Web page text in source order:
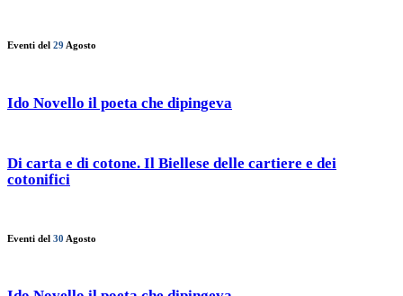
Eventi del 29 Agosto
Ido Novello il poeta che dipingeva
Di carta e di cotone. Il Biellese delle cartiere e dei
cotonifici
Eventi del 30 Agosto